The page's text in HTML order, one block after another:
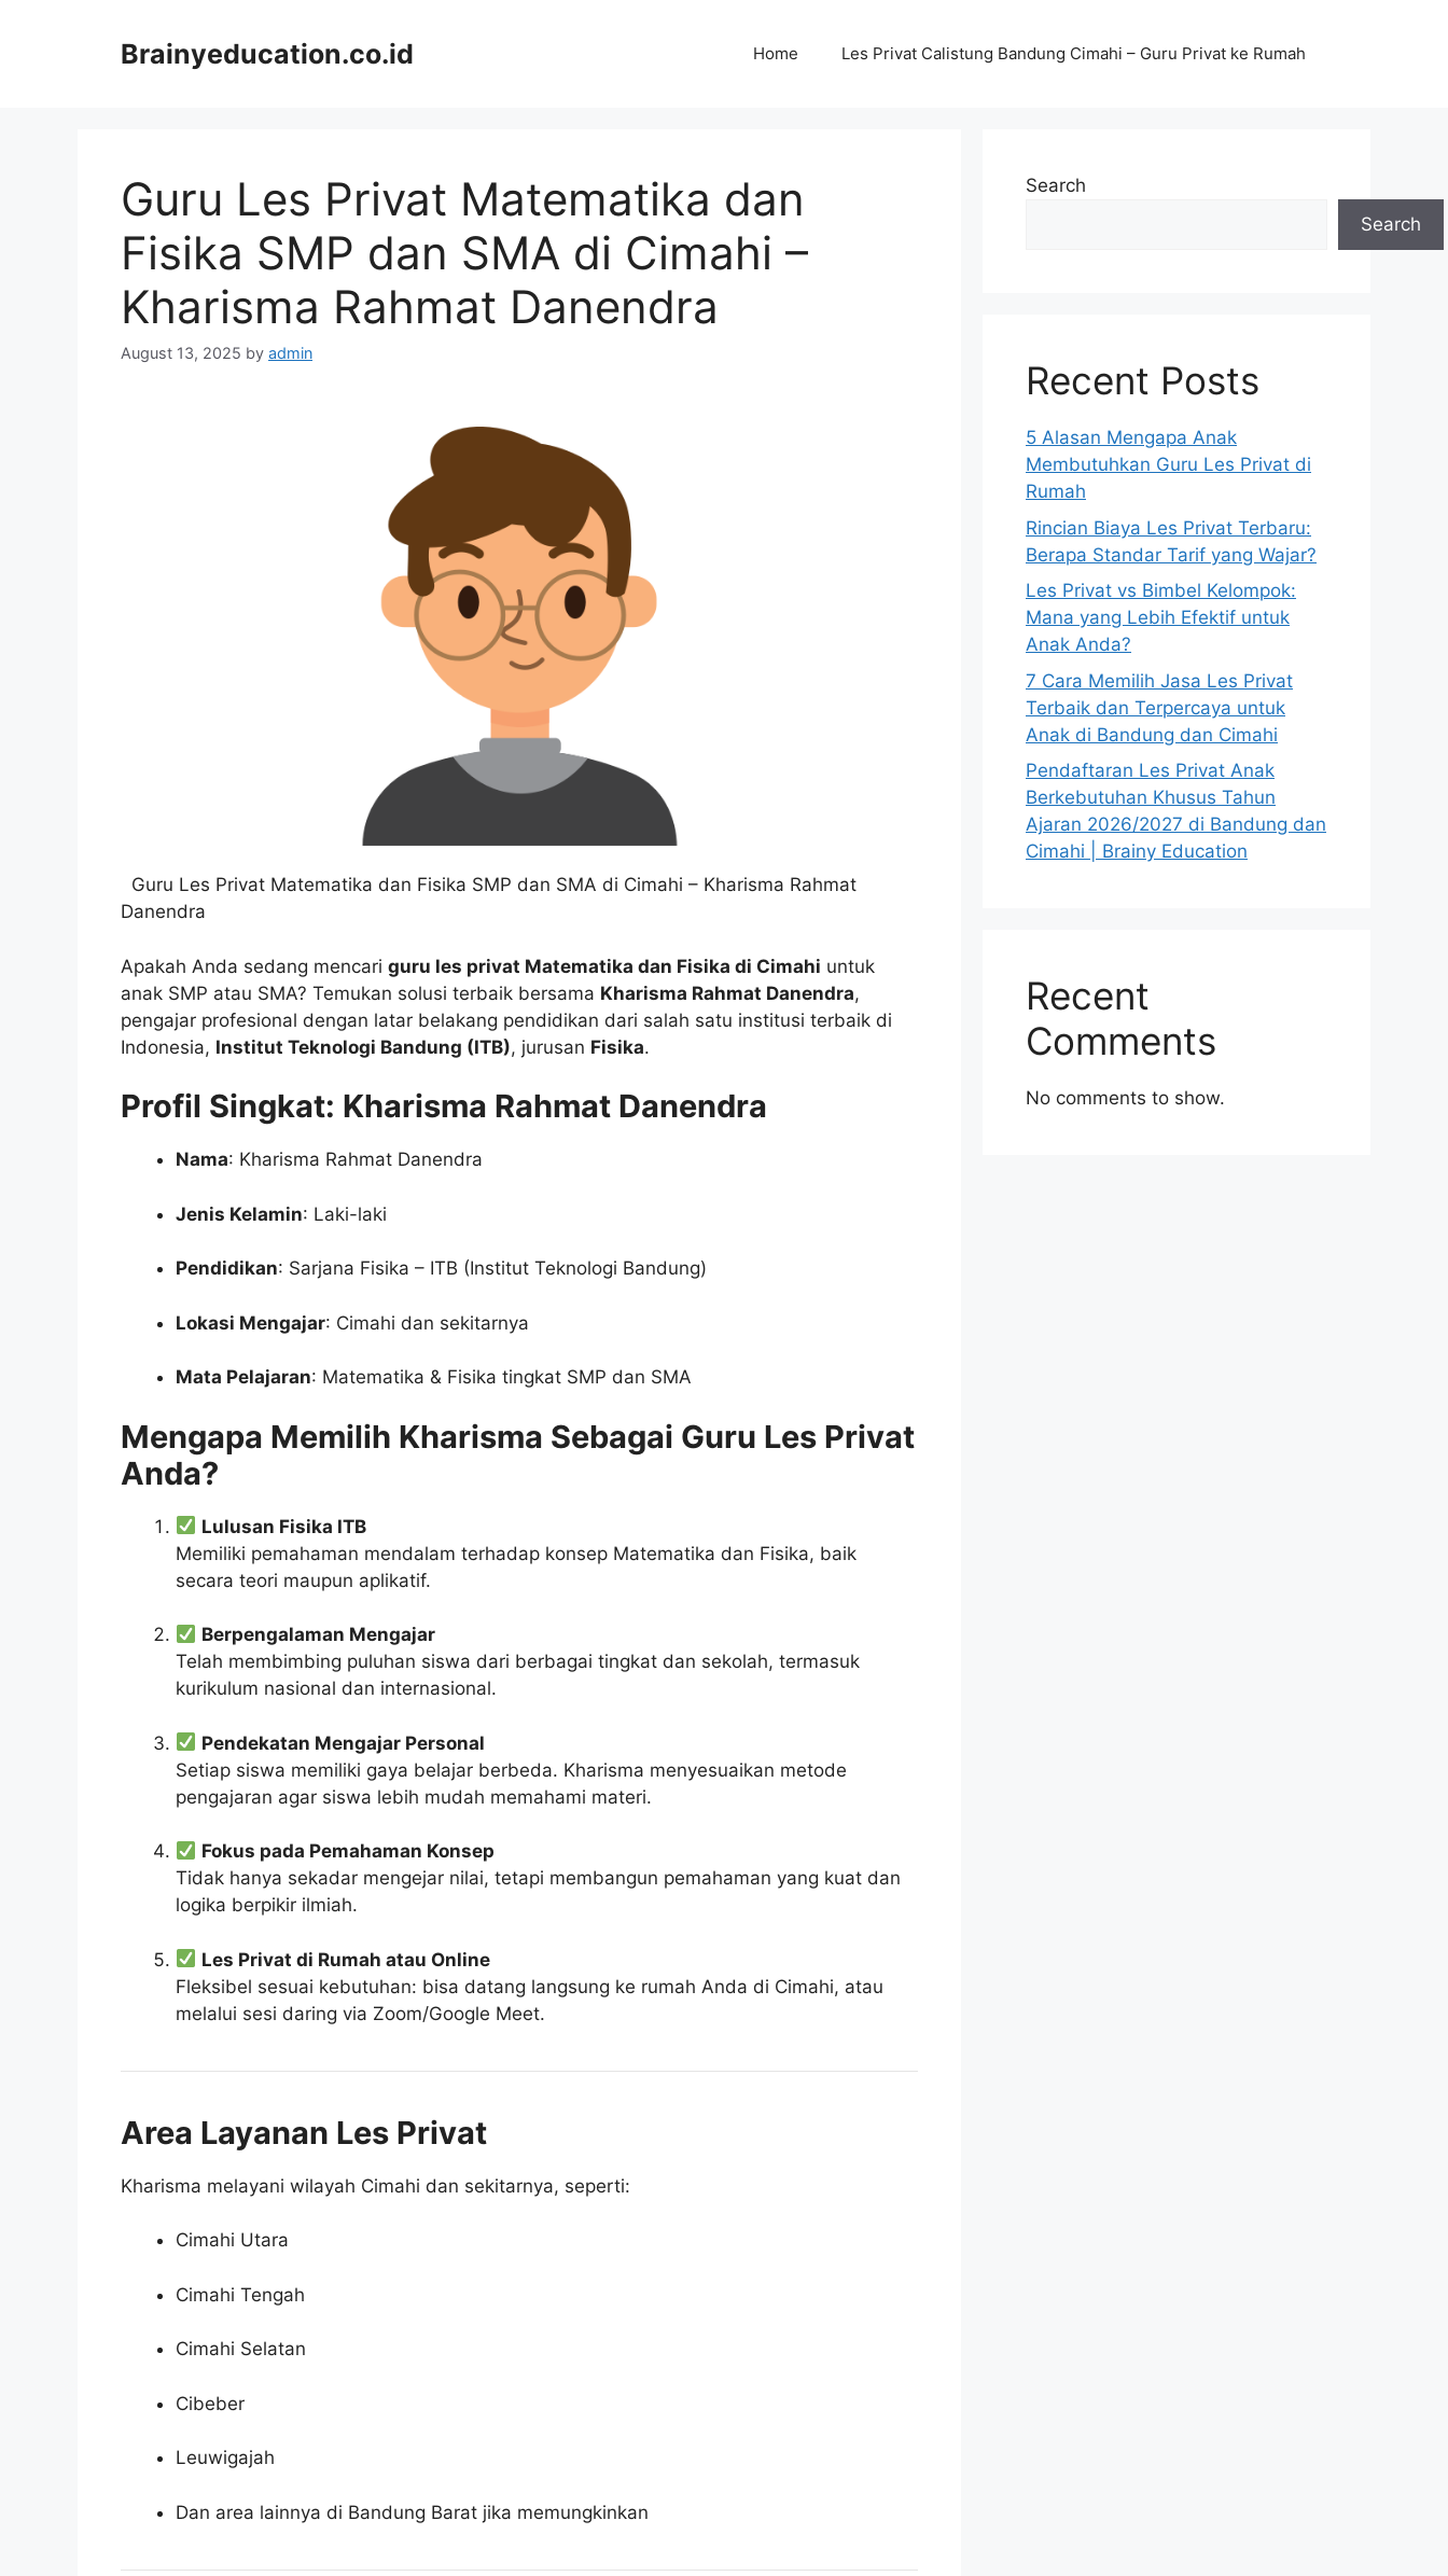
Brainyeducation.co.id Home Les Privat Calistung Bandung Cimahi – Guru Privat ke Rumah
Guru Les Privat Matematika dan
Fisika SMP dan SMA di Cimahi –
Kharisma Rahmat Danendra
August 13, 2025 by admin
Guru Les Privat Matematika dan Fisika SMP dan SMA di Cimahi – Kharisma Rahmat
Danendra
Apakah Anda sedang mencari guru les privat Matematika dan Fisika di Cimahi untuk
anak SMP atau SMA? Temukan solusi terbaik bersama Kharisma Rahmat Danendra,
pengajar profesional dengan latar belakang pendidikan dari salah satu institusi terbaik di
Indonesia, Institut Teknologi Bandung (ITB), jurusan Fisika.
Profil Singkat: Kharisma Rahmat Danendra
Nama: Kharisma Rahmat Danendra
Jenis Kelamin: Laki-laki
Pendidikan: Sarjana Fisika – ITB (Institut Teknologi Bandung)
Lokasi Mengajar: Cimahi dan sekitarnya
Mata Pelajaran: Matematika & Fisika tingkat SMP dan SMA
Mengapa Memilih Kharisma Sebagai Guru Les Privat
Anda?
Lulusan Fisika ITB
Memiliki pemahaman mendalam terhadap konsep Matematika dan Fisika, baik
secara teori maupun aplikatif.
Berpengalaman Mengajar
Telah membimbing puluhan siswa dari berbagai tingkat dan sekolah, termasuk
kurikulum nasional dan internasional.
Pendekatan Mengajar Personal
Setiap siswa memiliki gaya belajar berbeda. Kharisma menyesuaikan metode
pengajaran agar siswa lebih mudah memahami materi.
Fokus pada Pemahaman Konsep
Tidak hanya sekadar mengejar nilai, tetapi membangun pemahaman yang kuat dan
logika berpikir ilmiah.
Les Privat di Rumah atau Online
Fleksibel sesuai kebutuhan: bisa datang langsung ke rumah Anda di Cimahi, atau
melalui sesi daring via Zoom/Google Meet.
Area Layanan Les Privat
Kharisma melayani wilayah Cimahi dan sekitarnya, seperti:
Cimahi Utara
Cimahi Tengah
Cimahi Selatan
Cibeber
Leuwigajah
Dan area lainnya di Bandung Barat jika memungkinkan
Search
Search
Recent Posts
5 Alasan Mengapa Anak
Membutuhkan Guru Les Privat di
Rumah
Rincian Biaya Les Privat Terbaru:
Berapa Standar Tarif yang Wajar?
Les Privat vs Bimbel Kelompok:
Mana yang Lebih Efektif untuk
Anak Anda?
7 Cara Memilih Jasa Les Privat
Terbaik dan Terpercaya untuk
Anak di Bandung dan Cimahi
Pendaftaran Les Privat Anak
Berkebutuhan Khusus Tahun
Ajaran 2026/2027 di Bandung dan
Cimahi | Brainy Education
Recent
Comments
No comments to show.